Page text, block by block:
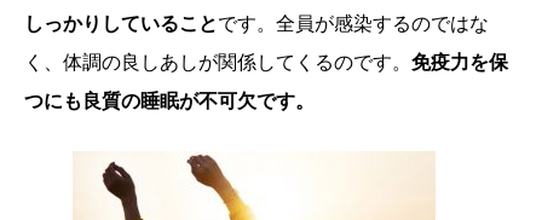
しっかりしていることです。全員が感染するのではな
く、体調の良しあしが関係してくるのです。 免疫力を保
つにも良質の睡眠が不可欠です。